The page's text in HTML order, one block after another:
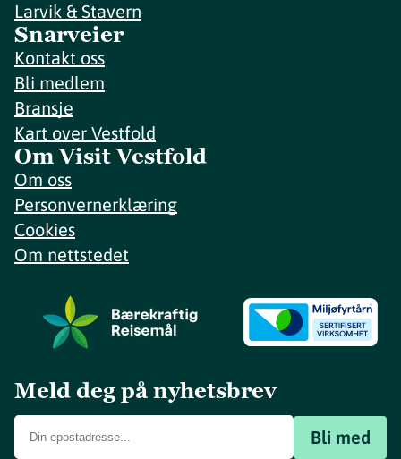
Larvik & Stavern
Snarveier
Kontakt oss
Bli medlem
Bransje
Kart over Vestfold
Om Visit Vestfold
Om oss
Personvernerklæring
Cookies
Om nettstedet
Meld deg på nyhetsbrev
Bli med